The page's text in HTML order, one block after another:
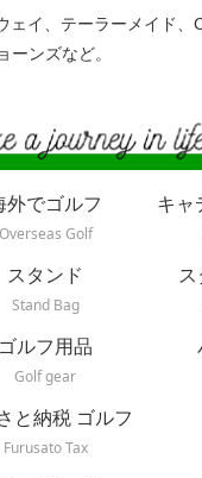
イ、テーラーメイド
ーンズなど。
外でゴルフ
Overseas Golf
キャ
スタンド
Stand Bag
ス
ゴルフ用品
Golf gear
と納税 ゴルフ
Furusato Tax